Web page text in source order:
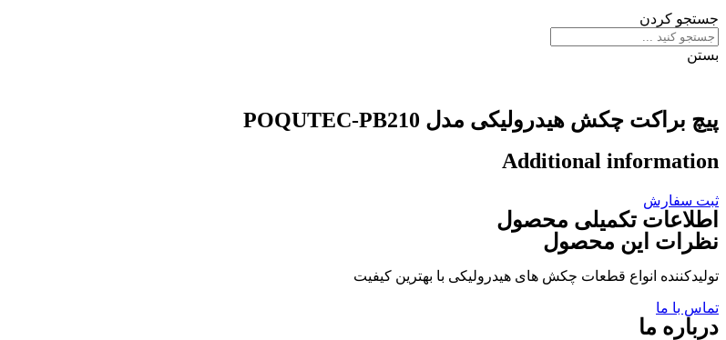
جستجو کردن
بستن
پیچ براکت چکش هیدرولیکی مدل POQUTEC-PB210
Additional information
ثبت سفارش
اطلاعات تکمیلی محصول
نظرات این محصول
تولیدکننده انواع قطعات چکش های هیدرولیکی با بهترین کیفیت
تماس با ما
درباره ما